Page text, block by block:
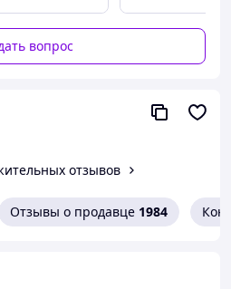
20х5х2 см.
вопрос
отзывов
Отзывы о продавце 1984